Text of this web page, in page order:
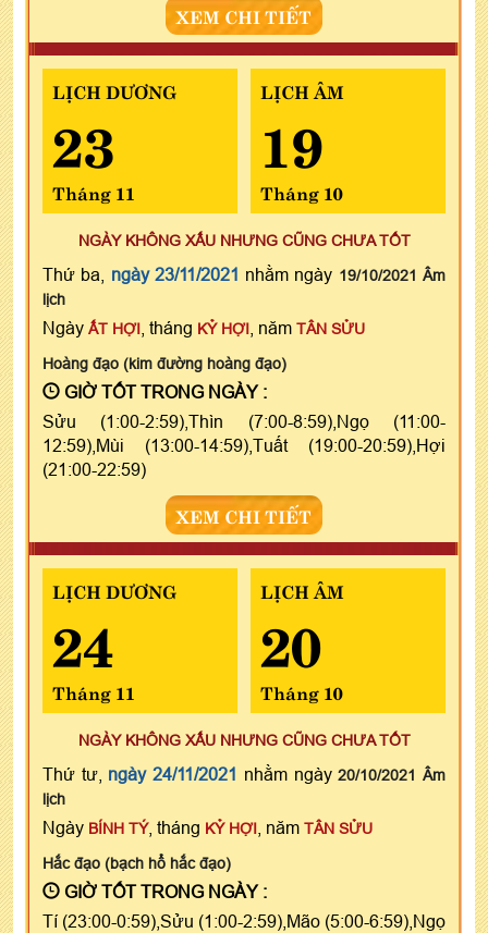
XEM CHI TIẾT
LỊCH DƯƠNG
23
Tháng 11
LỊCH ÂM
19
Tháng 10
NGÀY KHÔNG XẤU NHƯNG CŨNG CHƯA TỐT
Thứ ba, ngày 23/11/2021 nhằm ngày 19/10/2021 Âm
lịch
Ngày ẤT HỢI , tháng KỶ HỢI , năm TÂN SỬU
Hoàng đạo (kim đường hoàng đạo)
GIỜ TỐT TRONG NGÀY :
Sửu (1:00-2:59),Thìn (7:00-8:59),Ngọ (11:00-
12:59),Mùi (13:00-14:59),Tuất (19:00-20:59),Hợi
(21:00-22:59)
XEM CHI TIẾT
LỊCH DƯƠNG
24
Tháng 11
LỊCH ÂM
20
Tháng 10
NGÀY KHÔNG XẤU NHƯNG CŨNG CHƯA TỐT
Thứ tư, ngày 24/11/2021 nhằm ngày20/10/2021 Âm
lịch
Ngày BÍNH TÝ, tháng KỶ HỢI , năm TÂN SỬU
Hắc đạo (bạch hổ hắc đạo)
GIỜ TỐT TRONG NGÀY :
Tí (23:00-0:59),Sửu (1:00-2:59),Mão (5:00-6:59),Ngọ